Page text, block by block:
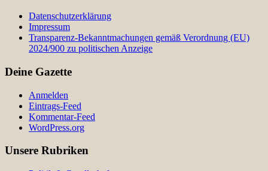
Datenschutzerklärung
Impressum
Transparenz-Bekanntmachungen gemäß Verordnung (EU)
2024/900 zu politischen Anzeige
Deine Gazette
Anmelden
Eintrags-Feed
Kommentar-Feed
WordPress.org
Unsere Rubriken